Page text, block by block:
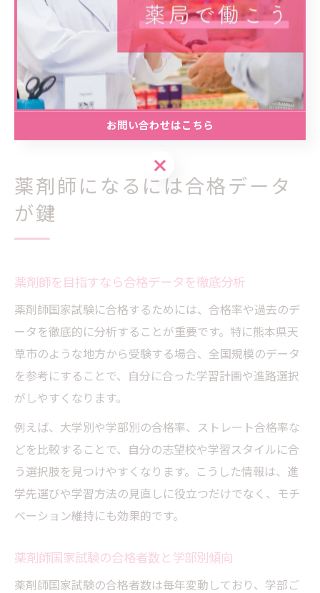
「当日朝に出発予定だったが、天候悪化で急遽前泊に切
り替えた」という体験談も見受けられます。柔軟なスケ
ジュール管理と、余裕を持った計画が合格への道を支え
薬剤師になるには合格データ
が鍵
薬剤師を目指すなら合格データを徹底分析
薬剤師国家試験に合格するためには、合格率や過去のデ
ータを徹底的に分析することが重要です。特に熊本県天
草市のような地方から受験する場合、全国規模のデータ
を参考にすることで、自分に合った学習計画や進路選択
がしやすくなります。
例えば、大学別や学部別の合格率、ストレート合格率な
どを比較することで、自分の志望校や学習スタイルに合
う選択肢を見つけやすくなります。こうした情報は、進
学先選びや学習方法の見直しに役立つだけでなく、モチ
ベーション維持にも効果的です。
薬剤師国家試験の合格者数と学部別傾向
薬剤師国家試験の合格者数は毎年変動しており、学部ご
お問い合わせはこちら
お問い合わせはこちら